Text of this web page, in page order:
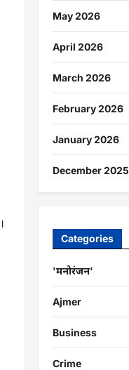
May 2026
April 2026
March 2026
February 2026
January 2026
December 2025
Categories
'मनोरंजन'
Ajmer
Business
Crime